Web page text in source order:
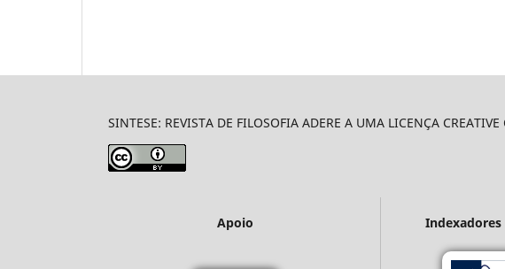
SINTESE: REVISTA DE FILOSOFIA ADERE A UMA LICENÇA
Apoio Indexadores